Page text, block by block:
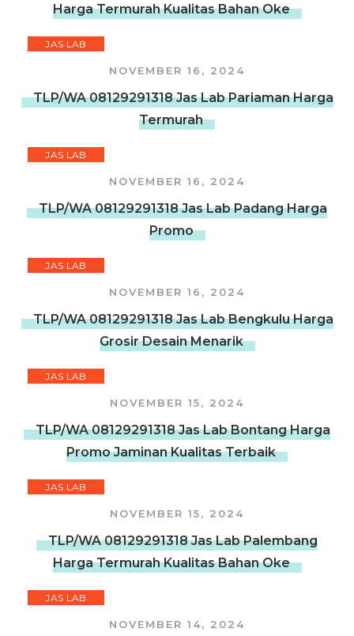
Harga Termurah Kualitas Bahan Oke
JAS LAB
NOVEMBER 16, 2024
TLP/WA 08129291318 Jas Lab Pariaman Harga
Termurah
JAS LAB
NOVEMBER 16, 2024
TLP/WA 08129291318 Jas Lab Padang Harga
Promo
JAS LAB
NOVEMBER 16, 2024
TLP/WA 08129291318 Jas Lab Bengkulu Harga
Grosir Desain Menarik
JAS LAB
NOVEMBER 15, 2024
TLP/WA 08129291318 Jas Lab Bontang Harga
Promo Jaminan Kualitas Terbaik
JAS LAB
NOVEMBER 15, 2024
TLP/WA 08129291318 Jas Lab Palembang
Harga Termurah Kualitas Bahan Oke
JAS LAB
NOVEMBER 14, 2024